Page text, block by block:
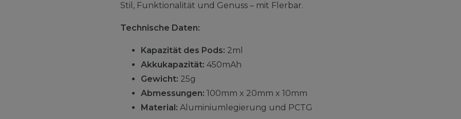
Stil, Funktionalität und Genuss – mit Flerbar.
Technische Daten:
Kapazität des Pods: 2ml
Akkukapazität: 450mAh
Gewicht: 25g
Abmessungen: 100mm x 20mm x 10mm
Material: Aluminiumlegierung und PCTG